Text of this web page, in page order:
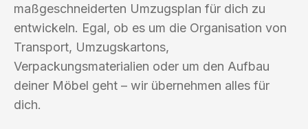
maßgeschneiderten Umzugsplan für dich zu
entwickeln. Egal, ob es um die Organisation von
Transport, Umzugskartons,
Verpackungsmaterialien oder um den Aufbau
deiner Möbel geht – wir übernehmen alles für
dich.